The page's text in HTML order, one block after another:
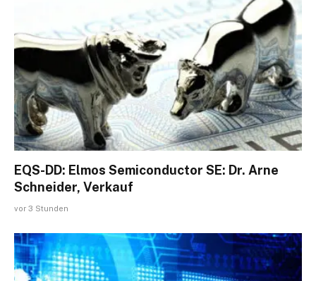
EQS-DD: Elmos Semiconductor SE: Dr. Arne
Schneider, Verkauf
vor 3 Stunden